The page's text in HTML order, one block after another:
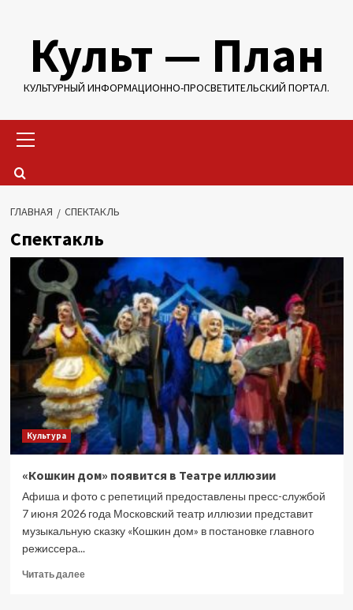
содержимому
Культ — План
КУЛЬТУРНЫЙ ИНФОРМАЦИОННО-ПРОСВЕТИТЕЛЬСКИЙ ПОРТАЛ.
меню
ГЛАВНАЯ СПЕКТАКЛЬ
Спектакль
Культура
«Кошкин дом» появится в Театре иллюзии
Афиша и фото с репетиций предоставлены пресс-службой
7 июня 2026 года Московский театр иллюзии представит
музыкальную сказку «Кошкин дом» в постановке главного
режиссера...
Читать далееПрочитать